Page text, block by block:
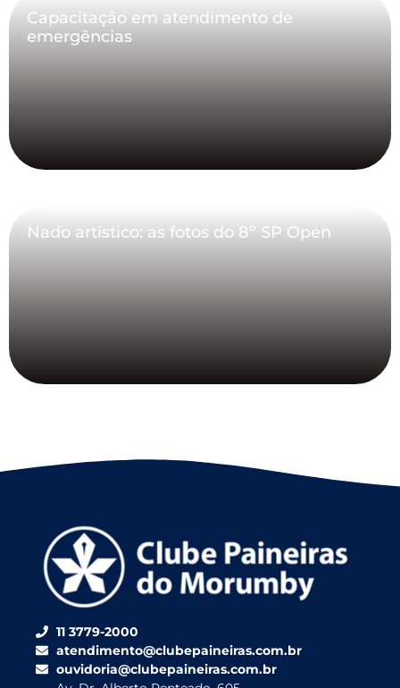
Capacitação em atendimento de
emergências
Nado artístico: as fotos do 8º SP Open
11 3779-2000
atendimento@clubepaineiras.com.br
ouvidoria@clubepaineiras.com.br